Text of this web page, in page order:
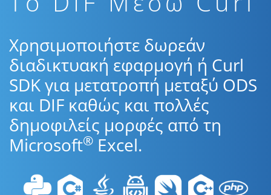
Χρησιμοποιήστε δωρεάν
διαδικτυακή εφαρμογή ή Curl
SDK για μετατροπή μεταξύ ODS
και DIF καθώς και πολλές
δημοφιλείς μορφές από τη
Microsoft® Excel.